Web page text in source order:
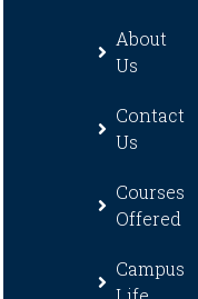
About
Us
Contact
Us
Courses
Offered
Campus